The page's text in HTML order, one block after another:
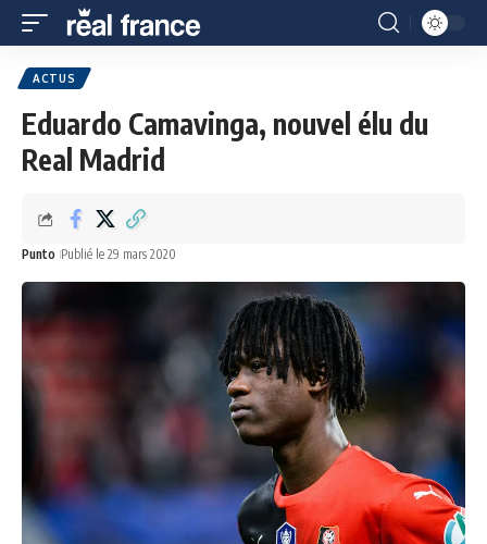
ACTUS
Eduardo Camavinga, nouvel élu du
Real Madrid
Punto Publié le 29 mars 2020